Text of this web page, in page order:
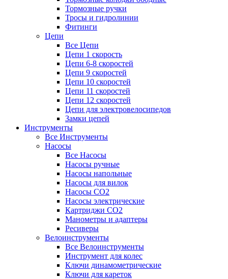
Тормозные ручки
Тросы и гидролинии
Фитинги
Цепи
Все Цепи
Цепи 1 скорость
Цепи 6-8 скоростей
Цепи 9 скоростей
Цепи 10 скоростей
Цепи 11 скоростей
Цепи 12 скоростей
Цепи для электровелосипедов
Замки цепей
Инструменты
Все Инструменты
Насосы
Все Насосы
Насосы ручные
Насосы напольные
Насосы для вилок
Насосы CO2
Насосы электрические
Картриджи CO2
Манометры и адаптеры
Ресиверы
Велоинструменты
Все Велоинструменты
Инструмент для колес
Ключи динамометрические
Ключи для кареток